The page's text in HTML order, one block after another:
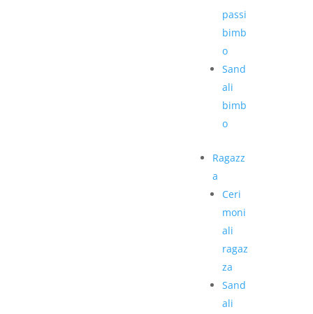
passi
bimb
o
Sand
ali
bimb
o
Ragazz
a
Ceri
moni
ali
ragaz
za
Sand
ali